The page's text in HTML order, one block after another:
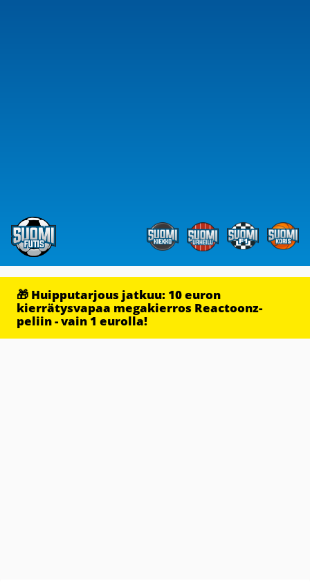
🎁 Huipputarjous jatkuu: 10 euron
kierrätysvapaa megakierros Reactoonz-
peliin - vain 1 eurolla!